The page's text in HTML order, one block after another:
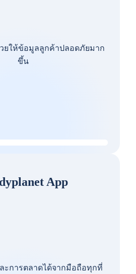
วยให้ข้อมูลลูกค้าปลอดภัยมาก
ขึ้น
App
ะการตลาดได้จากมือถือทุกที่